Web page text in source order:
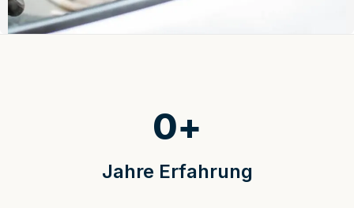
Jahre Erfahrung
0+